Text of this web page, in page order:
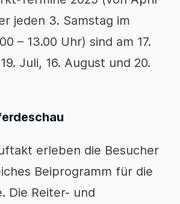
jeden 3. Samstag im
– 13.00 Uhr) sind am 17.
Juli, 16. August und 20.
erleben die Besucher
Beiprogramm für die
Die Reiter- und